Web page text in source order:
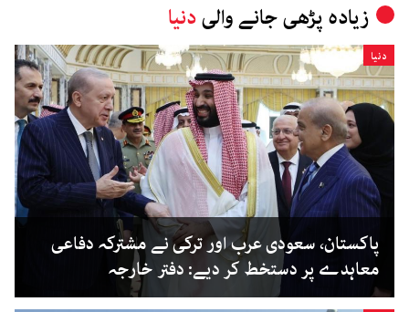
زیادہ پڑھی جانے والیدنیا
دنیا
پاکستان، سعودی عرب اور ترکی نے مشترکہ دفاعی
معاہدے پر دستخط کر دیے: دفتر خارجہ